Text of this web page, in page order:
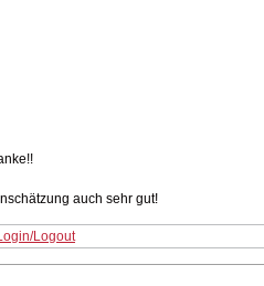
auch sehr gut!
Logout